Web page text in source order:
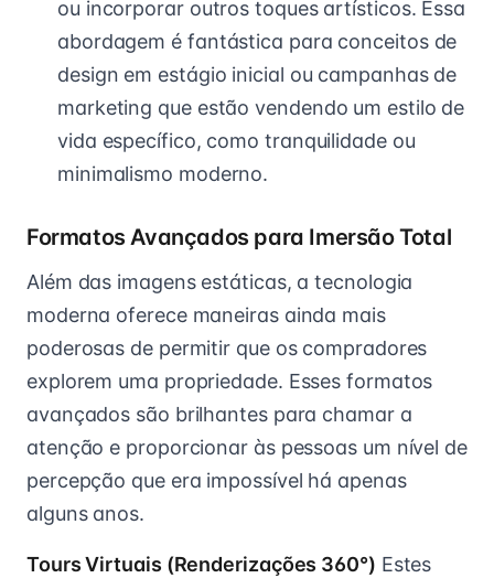
ou incorporar outros toques artísticos. Essa
abordagem é fantástica para conceitos de
design em estágio inicial ou campanhas de
marketing que estão vendendo um estilo de
vida específico, como tranquilidade ou
minimalismo moderno.
Formatos Avançados para Imersão Total
Além das imagens estáticas, a tecnologia
moderna oferece maneiras ainda mais
poderosas de permitir que os compradores
explorem uma propriedade. Esses formatos
avançados são brilhantes para chamar a
atenção e proporcionar às pessoas um nível de
percepção que era impossível há apenas
alguns anos.
Tours Virtuais (Renderizações 360°) Estes